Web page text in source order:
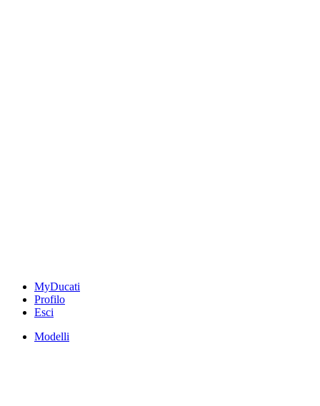
MyDucati
Profilo
Esci
Modelli